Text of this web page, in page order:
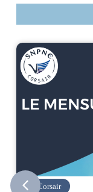
Corsair